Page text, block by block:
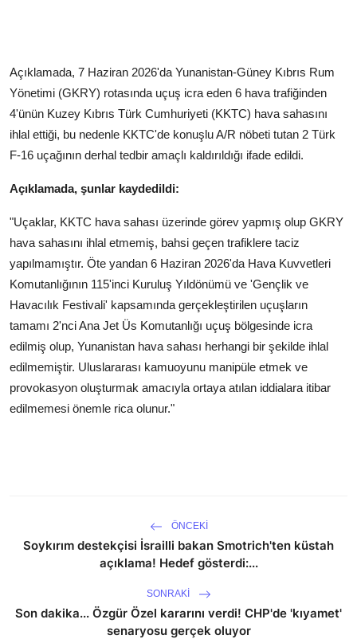
Açıklamada, 7 Haziran 2026'da Yunanistan-Güney Kıbrıs Rum
Yönetimi (GKRY) rotasında uçuş icra eden 6 hava trafiğinden
4'ünün Kuzey Kıbrıs Türk Cumhuriyeti (KKTC) hava sahasını
ihlal ettiği, bu nedenle KKTC'de konuşlu A/R nöbeti tutan 2 Türk
F-16 uçağının derhal tedbir amaçlı kaldırıldığı ifade edildi.
Açıklamada, şunlar kaydedildi:
"Uçaklar, KKTC hava sahası üzerinde görev yapmış olup GKRY
hava sahasını ihlal etmemiş, bahsi geçen trafiklere taciz
yapılmamıştır. Öte yandan 6 Haziran 2026'da Hava Kuvvetleri
Komutanlığının 115'inci Kuruluş Yıldönümü ve 'Gençlik ve
Havacılık Festivali' kapsamında gerçekleştirilen uçuşların
tamamı 2'nci Ana Jet Üs Komutanlığı uçuş bölgesinde icra
edilmiş olup, Yunanistan hava sahası herhangi bir şekilde ihlal
edilmemiştir. Uluslararası kamuoyunu manipüle etmek ve
provokasyon oluşturmak amacıyla ortaya atılan iddialara itibar
edilmemesi önemle rica olunur."
ÖNCEKI
Soykırım destekçisi İsrailli bakan Smotrich'ten küstah
açıklama! Hedef gösterdi:...
SONRAKI
Son dakika... Özgür Özel kararını verdi! CHP'de 'kıyamet'
senaryosu gerçek oluyor